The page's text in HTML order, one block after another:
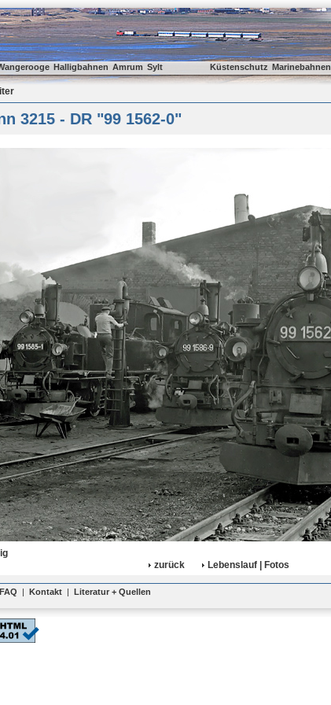
Halligbahnen Amrum Sylt Küstenschutz Marinebahnen
3215 - DR "99 1562-0"
zurück
Lebenslauf | Fotos
FAQ | Kontakt | Literatur + Quellen